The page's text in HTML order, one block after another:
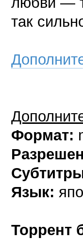
так
Формат:
Язык:
Торрент